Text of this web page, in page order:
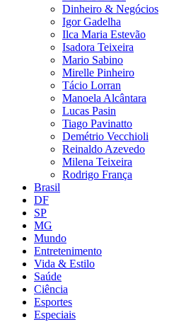
Dinheiro & Negócios
Igor Gadelha
Ilca Maria Estevão
Isadora Teixeira
Mario Sabino
Mirelle Pinheiro
Tácio Lorran
Manoela Alcântara
Lucas Pasin
Tiago Pavinatto
Demétrio Vecchioli
Reinaldo Azevedo
Milena Teixeira
Rodrigo França
Brasil
DF
SP
MG
Mundo
Entretenimento
Vida & Estilo
Saúde
Ciência
Esportes
Especiais